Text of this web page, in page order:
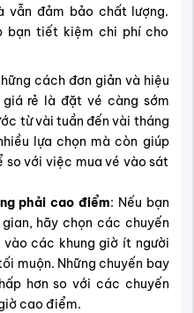
vẫn đảm bảo chất lượng.
bạn tiết kiệm chi phí cho
cách đơn giản và hiệu
rẻ là đặt vé càng sớm
từ vài tuần đến vài tháng
lựa chọn mà còn giúp
với việc mua vé vào sát
phải cao điểm: Nếu bạn
hãy chọn các chuyến
các khung giờ ít người
muộn. Những chuyến bay
hơn so với các chuyến
cao điểm.